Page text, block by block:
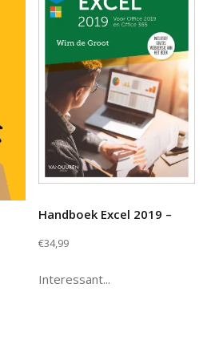
Handboek Excel 2019 –
€34,99
Interessant...